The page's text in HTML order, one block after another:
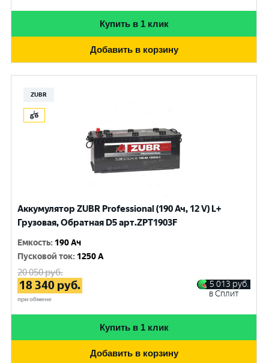
Купить в 1 клик
Добавить в корзину
ZUBR
Аккумулятор ZUBR Professional (190 Ач, 12 V) L+
Грузовая, Обратная D5 арт.ZPT1903F
Емкость: 190 Ач
Пусковой ток: 1250 A
20 050руб.
18 340 руб.
при обмене
5 013 руб.
в Сплит
Купить в 1 клик
Добавить в корзину